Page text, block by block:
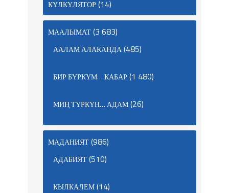
КҮЛКҮЛЯТОР(14)
МААЛЫМАТ(3 683)
ААЛАМ АЛАКАНДА(485)
БИР БҮРКҮМ… КАБАР(1 480)
МИҢ ТҮРКҮН… АДАМ(26)
МАДАНИЯТ(986)
АДАБИЯТ(510)
КЫЛКАЛЕМ(14)